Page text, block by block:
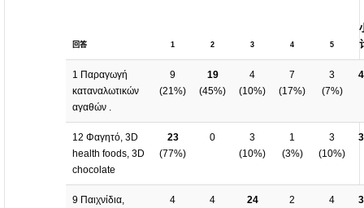
回答 1 2 3 4 5
1 Παραγωγή
καταναλωτικών
αγαθών .
9
(21%)
19
(45%)
4
(10%)
7
(17%)
3
(7%)
12 Φαγητό, 3D
health foods, 3D
chocolate
23
(77%)
0
3
(10%)
1
(3%)
3
(10%)
9 Παιχνίδια,
4
4
24
2
4